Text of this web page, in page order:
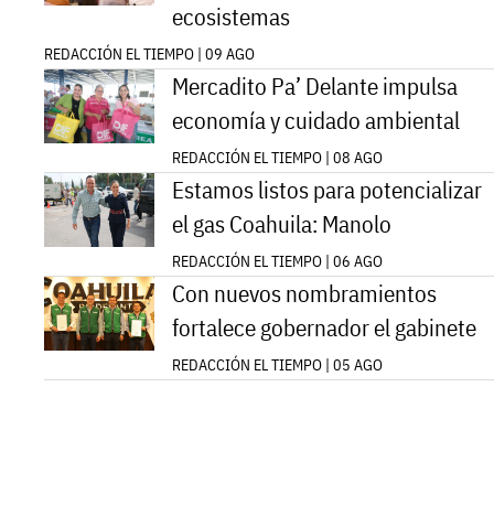
ecosistemas
REDACCIÓN EL TIEMPO | 09 AGO
Mercadito Pa’ Delante impulsa
economía y cuidado ambiental
REDACCIÓN EL TIEMPO | 08 AGO
Estamos listos para potencializar
el gas Coahuila: Manolo
REDACCIÓN EL TIEMPO | 06 AGO
Con nuevos nombramientos
fortalece gobernador el gabinete
REDACCIÓN EL TIEMPO | 05 AGO